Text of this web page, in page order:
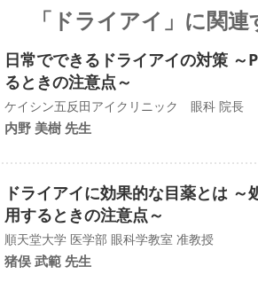
「ドライアイ」に関
日常でできるドライアイの対策 ～
るときの注意点～
ケイシン五反田アイクリニック 眼科 院長
内野 美樹 先生
ドライアイに効果的な目薬とは
用するときの注意点～
順天堂大学 医学部 眼科学教室 准教授
猪俣 武範 先生